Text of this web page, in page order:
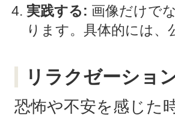
実践する: 画像だけで
ります。具体的には
リラクゼーショ
恐怖や不安を感じた